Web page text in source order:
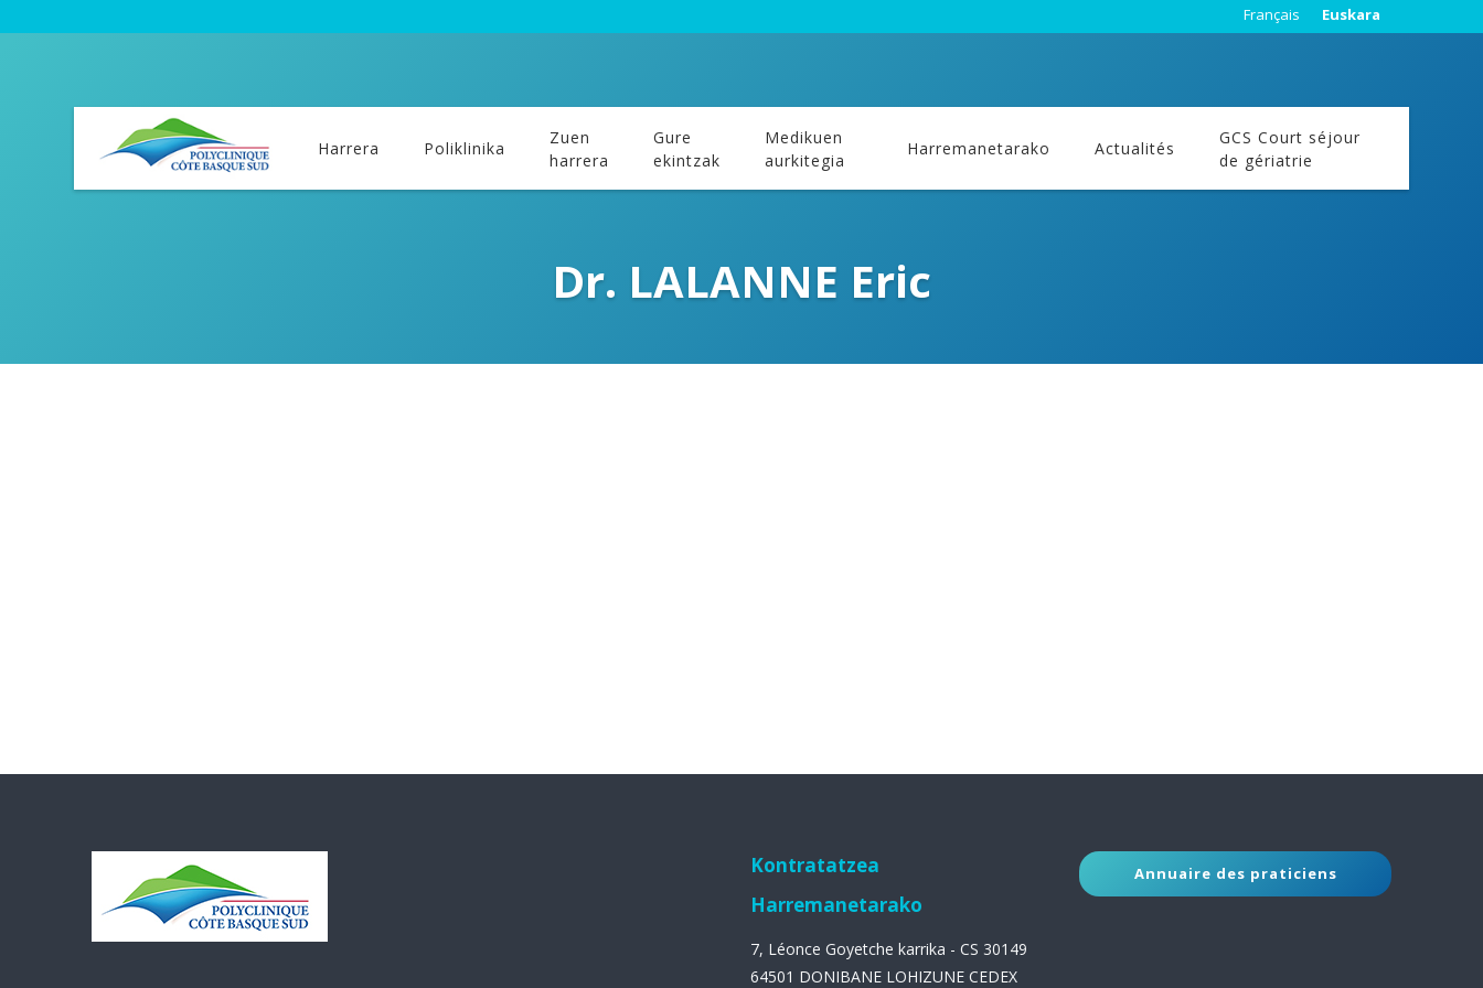
Français Euskara
Harrera Poliklinika
Zuen
harrera
Gure
ekintzak
Medikuen
aurkitegia
Harremanetarako Actualités
GCS Court séjour
de gériatrie
Dr. LALANNE Eric
Kontratatzea
Harremanetarako
7, Léonce Goyetche karrika - CS 30149
64501 DONIBANE LOHIZUNE CEDEX
Annuaire des praticiens